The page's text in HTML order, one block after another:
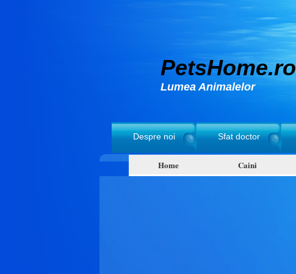
PetsHome.ro
Lumea Animalelor
Despre noi Sfat doctor
Home Caini